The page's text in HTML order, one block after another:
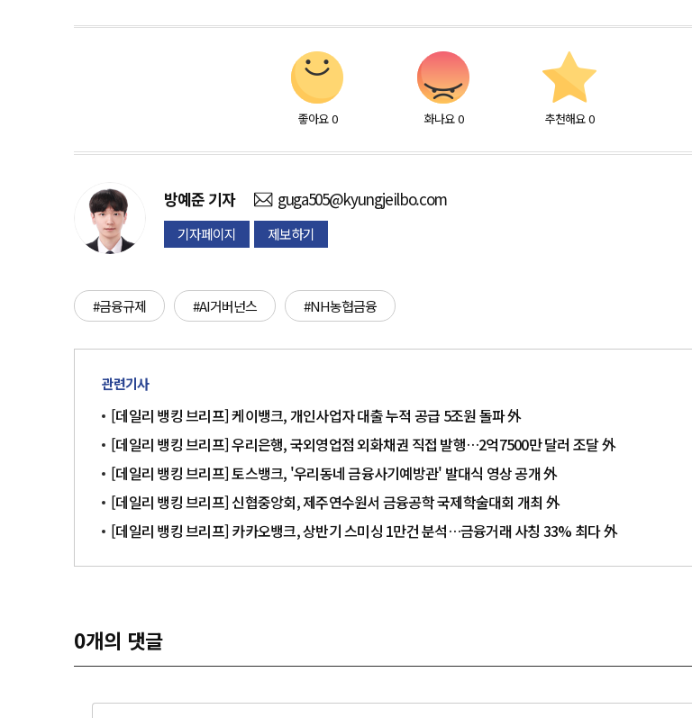
좋아요 0 화나요 0 추천해요 0
방예준 기자 guga505@kyungjeilbo.com
기자페이지 제보하기
#금융규제 #AI거버넌스 #NH농협금융
관련기사
[데일리 뱅킹 브리프] 케이뱅크, 개인사업자 대출 누적 공급 5조원 돌파 外
[데일리 뱅킹 브리프] 우리은행, 국외영업점 외화채권 직접 발행…2억7500만 달러 조달 外
[데일리 뱅킹 브리프] 토스뱅크, '우리동네 금융사기예방관' 발대식 영상 공개 外
[데일리 뱅킹 브리프] 신협중앙회, 제주연수원서 금융공학 국제학술대회 개최 外
[데일리 뱅킹 브리프] 카카오뱅크, 상반기 스미싱 1만건 분석…금융거래 사칭 33% 최다 外
0개의 댓글